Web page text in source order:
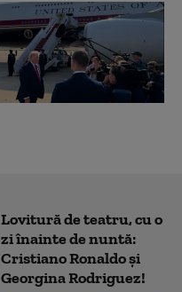
Lovitură de teatru, cu o
zi înainte de nuntă:
Cristiano Ronaldo și
Georgina Rodriguez!